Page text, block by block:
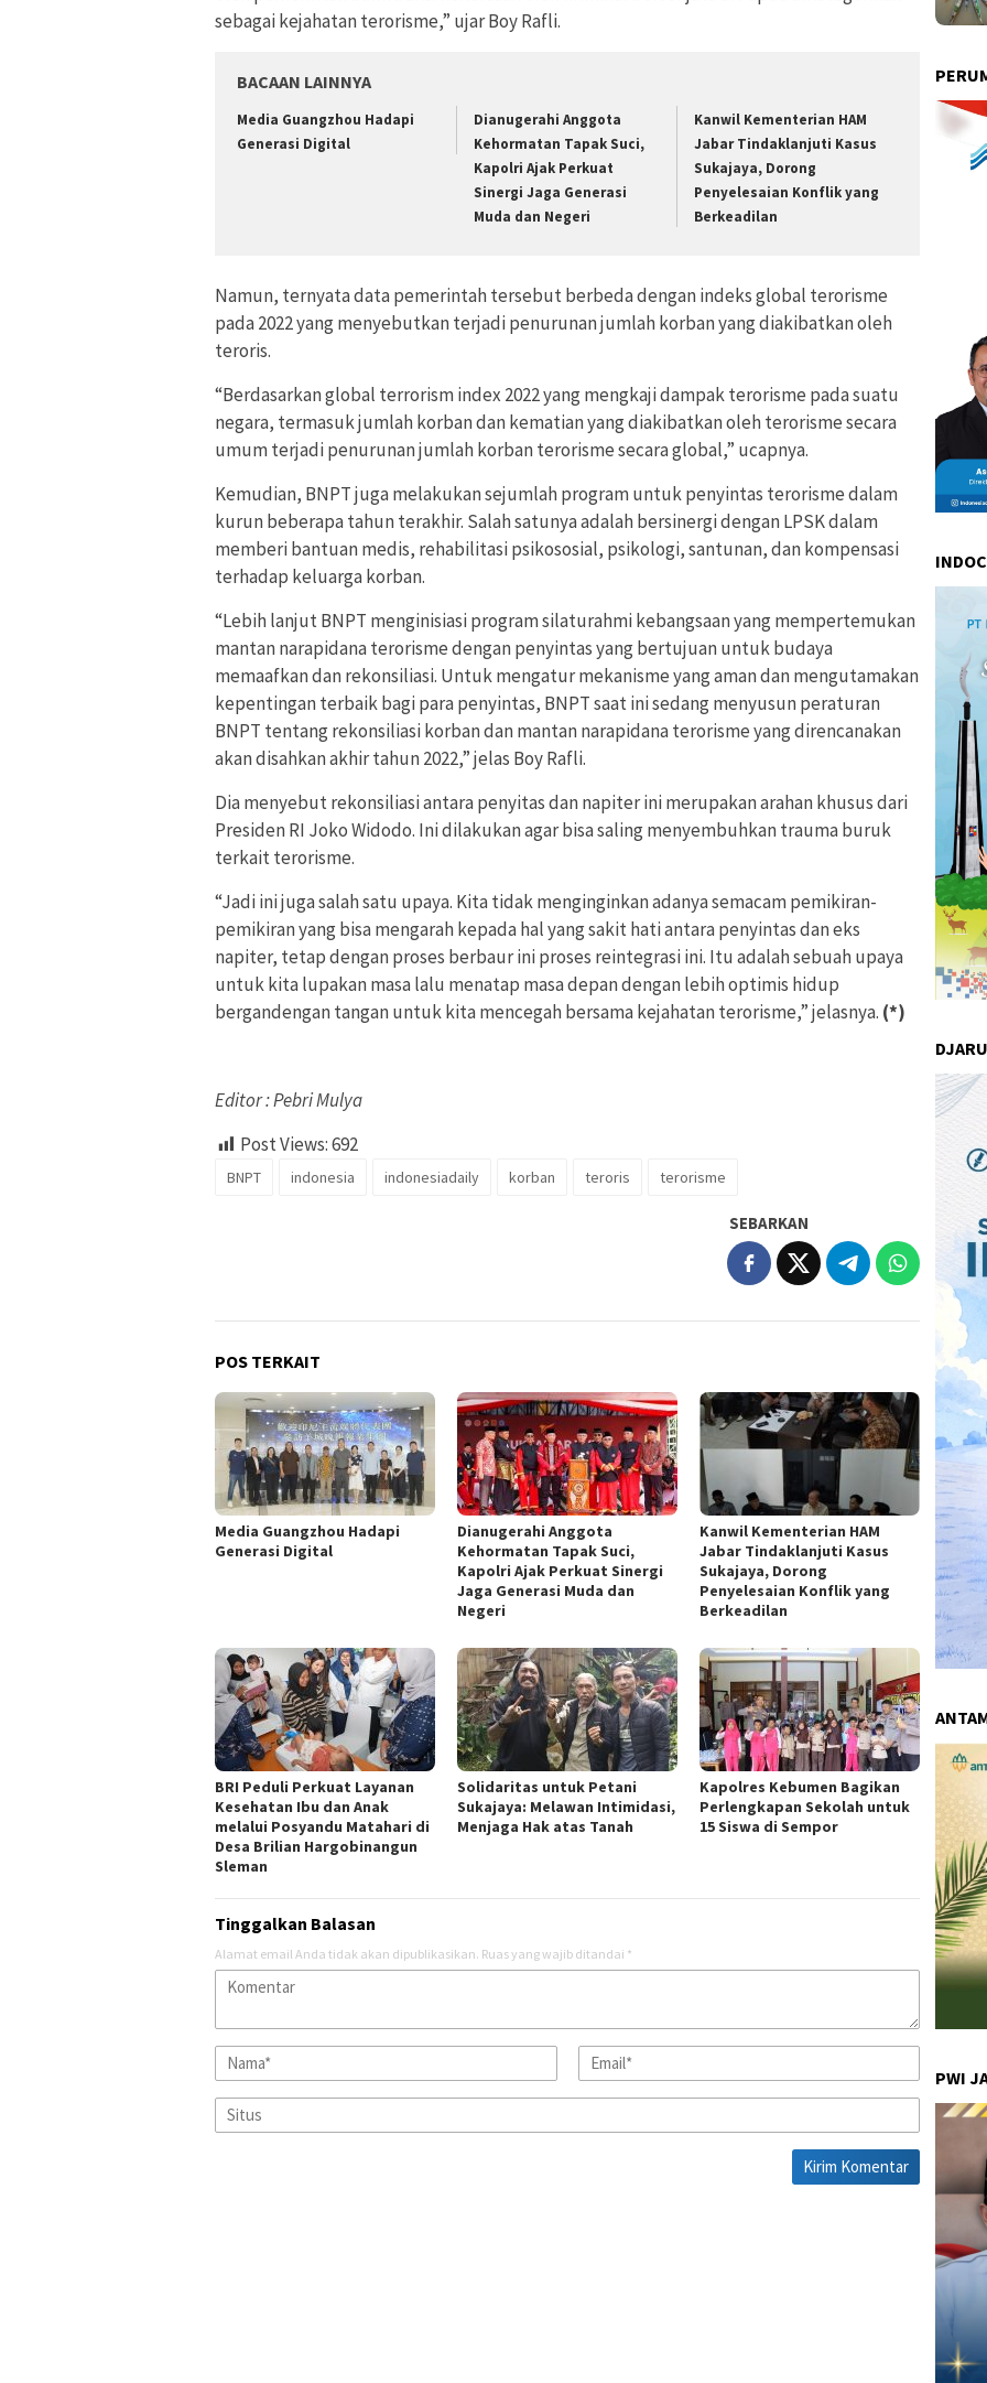
sebagai kejahatan terorisme,” ujar Boy Rafli.
BACAAN LAINNYA
Media Guangzhou Hadapi
Generasi Digital
Dianugerahi Anggota
Kehormatan Tapak Suci,
Kapolri Ajak Perkuat
Sinergi Jaga Generasi
Muda dan Negeri
Kanwil Kementerian HAM
Jabar Tindaklanjuti Kasus
Sukajaya, Dorong
Penyelesaian Konflik yang
Berkeadilan
Namun, ternyata data pemerintah tersebut berbeda dengan indeks global terorisme
pada 2022 yang menyebutkan terjadi penurunan jumlah korban yang diakibatkan oleh
teroris.
“Berdasarkan global terrorism index 2022 yang mengkaji dampak terorisme pada suatu
negara, termasuk jumlah korban dan kematian yang diakibatkan oleh terorisme secara
umum terjadi penurunan jumlah korban terorisme secara global,” ucapnya.
Kemudian, BNPT juga melakukan sejumlah program untuk penyintas terorisme dalam
kurun beberapa tahun terakhir. Salah satunya adalah bersinergi dengan LPSK dalam
memberi bantuan medis, rehabilitasi psikososial, psikologi, santunan, dan kompensasi
terhadap keluarga korban.
“Lebih lanjut BNPT menginisiasi program silaturahmi kebangsaan yang mempertemukan
mantan narapidana terorisme dengan penyintas yang bertujuan untuk budaya
memaafkan dan rekonsiliasi. Untuk mengatur mekanisme yang aman dan mengutamakan
kepentingan terbaik bagi para penyintas, BNPT saat ini sedang menyusun peraturan
BNPT tentang rekonsiliasi korban dan mantan narapidana terorisme yang direncanakan
akan disahkan akhir tahun 2022,” jelas Boy Rafli.
Dia menyebut rekonsiliasi antara penyitas dan napiter ini merupakan arahan khusus dari
Presiden RI Joko Widodo. Ini dilakukan agar bisa saling menyembuhkan trauma buruk
terkait terorisme.
“Jadi ini juga salah satu upaya. Kita tidak menginginkan adanya semacam pemikiran-
pemikiran yang bisa mengarah kepada hal yang sakit hati antara penyintas dan eks
napiter, tetap dengan proses berbaur ini proses reintegrasi ini. Itu adalah sebuah upaya
untuk kita lupakan masa lalu menatap masa depan dengan lebih optimis hidup
bergandengan tangan untuk kita mencegah bersama kejahatan terorisme,” jelasnya. (*)
Editor : Pebri Mulya
Post Views:692
BNPT indonesia indonesiadaily korban teroris terorisme
SEBARKAN
POS TERKAIT
Media Guangzhou Hadapi
Generasi Digital
Dianugerahi Anggota
Kehormatan Tapak Suci,
Kapolri Ajak Perkuat Sinergi
Jaga Generasi Muda dan
Negeri
Kanwil Kementerian HAM
Jabar Tindaklanjuti Kasus
Sukajaya, Dorong
Penyelesaian Konflik yang
Berkeadilan
BRI Peduli Perkuat Layanan
Kesehatan Ibu dan Anak
melalui Posyandu Matahari di
Desa Brilian Hargobinangun
Sleman
Solidaritas untuk Petani
Sukajaya: Melawan Intimidasi,
Menjaga Hak atas Tanah
Kapolres Kebumen Bagikan
Perlengkapan Sekolah untuk
15 Siswa di Sempor
Tinggalkan Balasan
Alamat email Anda tidak akan dipublikasikan. Ruas yang wajib ditandai *
PWI